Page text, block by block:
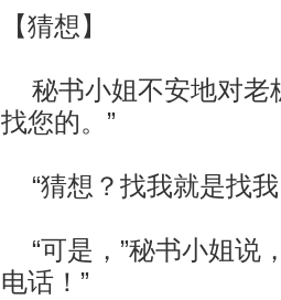
【猜想】
秘书小姐不安地对老
找您的。”
“猜想？找我就是找
“可是，”秘书小姐说
电话！”